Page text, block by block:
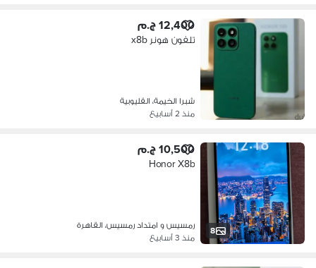
12,400 ج.م
تلفون هونر x8b
شبرا الخيمة، القليوبية
منذ 2 أسابيع
8
10,500 ج.م
Honor X8b
رمسيس و امتداد رمسيس، القاهرة
منذ 3 أسابيع